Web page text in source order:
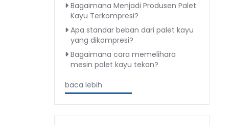
Bagaimana Menjadi Produsen Palet
Kayu Terkompresi?
Apa standar beban dari palet kayu
yang dikompresi?
Bagaimana cara memelihara
mesin palet kayu tekan?
baca lebih